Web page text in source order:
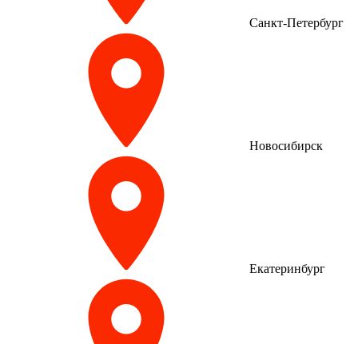
Санкт-Петербург
Новосибирск
Екатеринбург